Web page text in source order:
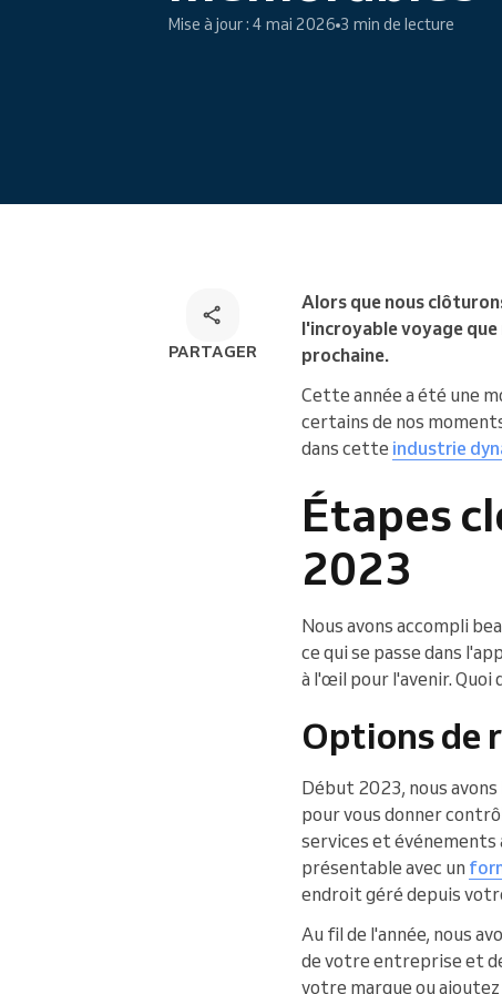
Mise à jour : 4 mai 2026 3 min de lecture
PARTAGER
Alors que nous
l'incroyable voyage
prochaine.
Cette année a été une
certains de nos
dans cette industrie
Étapes
2023
Nous avons accompli
ce qui se passe dans
à l'œil pour l'avenir. Quoi
Options de
Début 2023, nous
pour vous donner
services et
présentable avec un
endroit géré depuis
Au fil de l'année, nous
de votre entreprise et
votre marque ou